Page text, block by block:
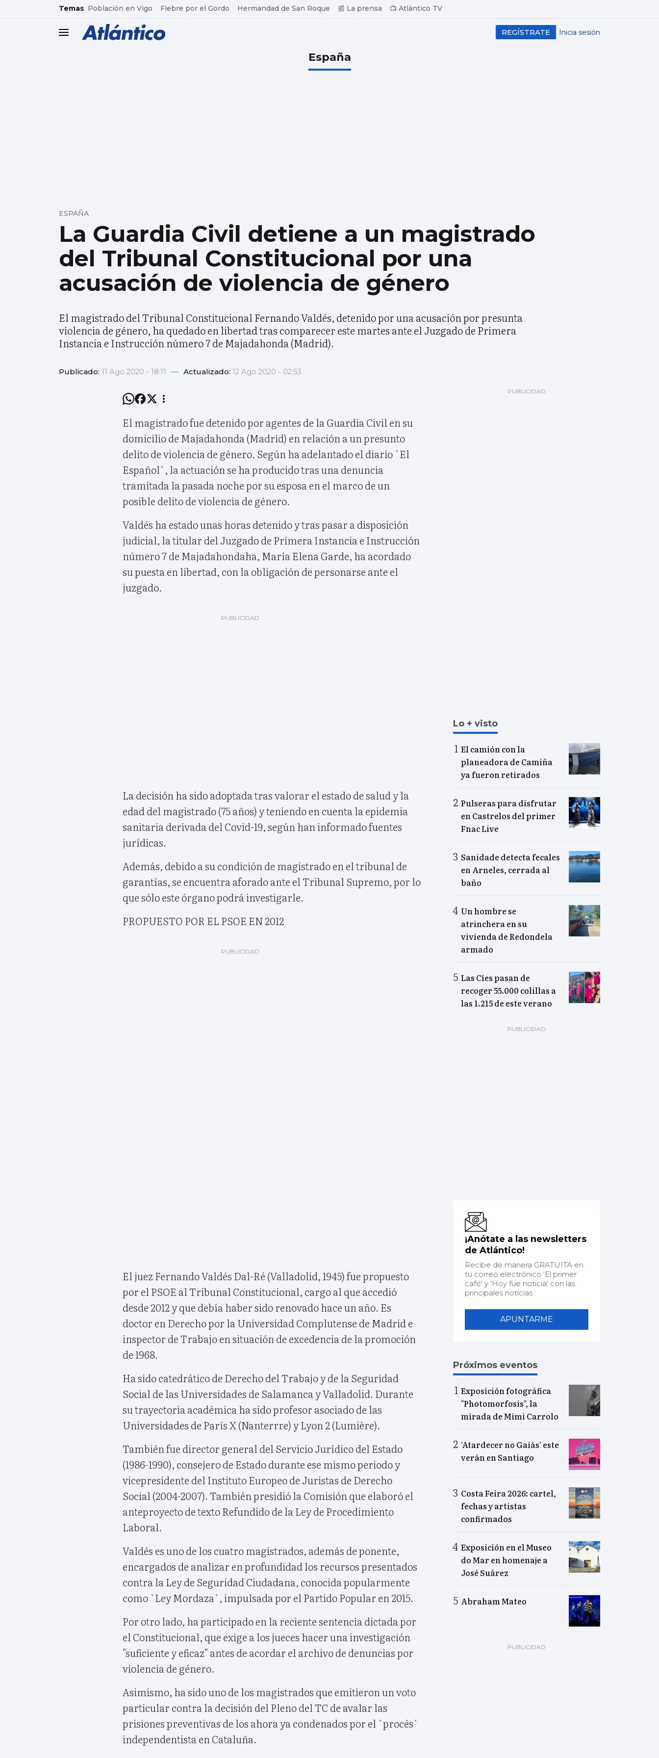
common.go-to-content
Temas Población en Vigo Fiebre por el Gordo Hermandad de San Roque 📰 La prensa 📺 Atlántico TV
header.menu.open Inicia sesión
REGÍSTRATE
España
La Guardia Civil detiene a un magistrado
del Tribunal Constitucional por una
acusación de violencia de género
ESPAÑA
El magistrado del Tribunal Constitucional Fernando Valdés, detenido por una acusación por presunta
violencia de género, ha quedado en libertad tras comparecer este martes ante el Juzgado de Primera
Instancia e Instrucción número 7 de Majadahonda (Madrid).
Publicado: 11 Ago 2020 - 18:11 — Actualizado: 12 Ago 2020 - 02:53
El magistrado fue detenido por agentes de la Guardia Civil en su
domicilio de Majadahonda (Madrid) en relación a un presunto
delito de violencia de género. Según ha adelantado el diario `El
Español`, la actuación se ha producido tras una denuncia
tramitada la pasada noche por su esposa en el marco de un
posible delito de violencia de género.
Valdés ha estado unas horas detenido y tras pasar a disposición
judicial, la titular del Juzgado de Primera Instancia e Instrucción
número 7 de Majadahondaha, María Elena Garde, ha acordado
su puesta en libertad, con la obligación de personarse ante el
juzgado.
La decisión ha sido adoptada tras valorar el estado de salud y la
edad del magistrado (75 años) y teniendo en cuenta la epidemia
sanitaria derivada del Covid-19, según han informado fuentes
jurídicas.
Además, debido a su condición de magistrado en el tribunal de
garantías, se encuentra aforado ante el Tribunal Supremo, por lo
que sólo este órgano podrá investigarle.
PROPUESTO POR EL PSOE EN 2012
El juez Fernando Valdés Dal-Ré (Valladolid, 1945) fue propuesto
por el PSOE al Tribunal Constitucional, cargo al que accedió
desde 2012 y que debía haber sido renovado hace un año. Es
doctor en Derecho por la Universidad Complutense de Madrid e
inspector de Trabajo en situación de excedencia de la promoción
de 1968.
Ha sido catedrático de Derecho del Trabajo y de la Seguridad
Social de las Universidades de Salamanca y Valladolid. Durante
su trayectoria académica ha sido profesor asociado de las
Universidades de París X (Nanterrre) y Lyon 2 (Lumière).
También fue director general del Servicio Jurídico del Estado
(1986-1990), consejero de Estado durante ese mismo periodo y
vicepresidente del Instituto Europeo de Juristas de Derecho
Social (2004-2007). También presidió la Comisión que elaboró el
anteproyecto de texto Refundido de la Ley de Procedimiento
Laboral.
Valdés es uno de los cuatro magistrados, además de ponente,
encargados de analizar en profundidad los recursos presentados
contra la Ley de Seguridad Ciudadana, conocida popularmente
como `Ley Mordaza`, impulsada por el Partido Popular en 2015.
Por otro lado, ha participado en la reciente sentencia dictada por
el Constitucional, que exige a los jueces hacer una investigación
"suficiente y eficaz" antes de acordar el archivo de denuncias por
violencia de género.
Asimismo, ha sido uno de los magistrados que emitieron un voto
particular contra la decisión del Pleno del TC de avalar las
prisiones preventivas de los ahora ya condenados por el `procés`
independentista en Cataluña.
Lo + visto
El camión con la
planeadora de Camiña
ya fueron retirados
Pulseras para disfrutar
en Castrelos del primer
Fnac Live
Sanidade detecta fecales
en Arneles, cerrada al
baño
Un hombre se
atrinchera en su
vivienda de Redondela
armado
Las Cíes pasan de
recoger 55.000 colillas a
las 1.215 de este verano
¡Anótate a las newsletters
de Atlántico!
Recibe de manera GRATUITA en
tu correo electrónico 'El primer
café' y 'Hoy fue noticia' con las
principales noticias.
APUNTARME
Próximos eventos
Exposición fotográfica
"Photomorfosis", la
mirada de Mimi Carrolo
‘Atardecer no Gaiás’ este
verán en Santiago
Costa Feira 2026: cartel,
fechas y artistas
confirmados
Exposición en el Museo
do Mar en homenaje a
José Suárez
Abraham Mateo